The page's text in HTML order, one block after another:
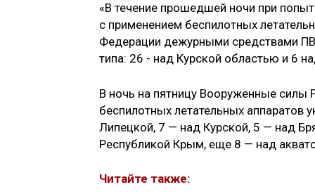
«В течение прошедшей ночи при
с применением беспилотных
Федерации дежурными средствами
типа: 26 - над Курской областью и 6
В ночь на пятницу Вооруженные силы
беспилотных летательных
Липецкой, 7 — над Курской, 5 — над
Республикой Крым, еще 8 — над
Читайте также: